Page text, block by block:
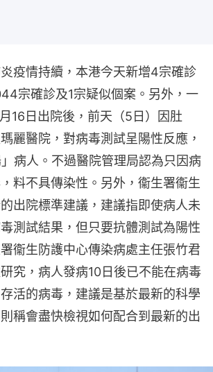
疫情持續，本港今天新增4宗確診
宗確診及1宗疑似個案。另外，一
16日出院後，前天（5日）因肚
麗醫院，對病毒測試呈陽性反應，
病人。不過醫院管理局認為只因病
料不具傳染性。另外，衞生署衞生
出院標準建議，建議指即使病人未
測試結果，但只要抗體測試為陽性
衞生防護中心傳染病處主任張竹君
究，病人發病10日後已不能在病毒
活的病毒，建議是基於最新的科學
稱會盡快檢視如何配合到最新的出